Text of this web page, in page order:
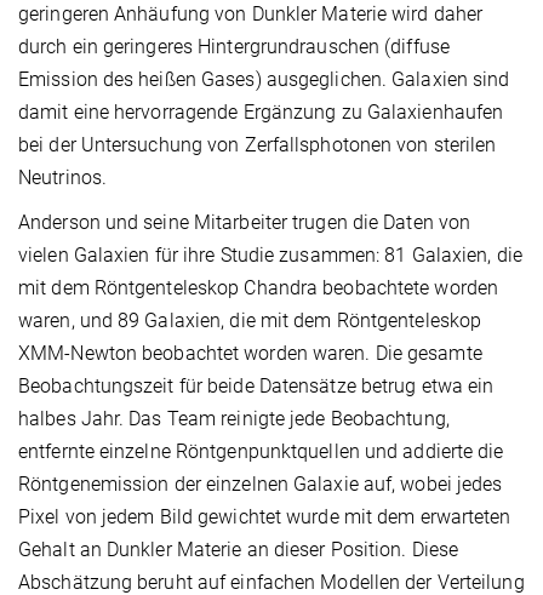
geringeren Anhäufung von Dunkler Materie wird daher
durch ein geringeres Hintergrundrauschen (diffuse
Emission des heißen Gases) ausgeglichen. Galaxien sind
damit eine hervorragende Ergänzung zu Galaxienhaufen
bei der Untersuchung von Zerfallsphotonen von sterilen
Neutrinos.
Anderson und seine Mitarbeiter trugen die Daten von
vielen Galaxien für ihre Studie zusammen: 81 Galaxien, die
mit dem Röntgenteleskop Chandra beobachtete worden
waren, und 89 Galaxien, die mit dem Röntgenteleskop
XMM-Newton beobachtet worden waren. Die gesamte
Beobachtungszeit für beide Datensätze betrug etwa ein
halbes Jahr. Das Team reinigte jede Beobachtung,
entfernte einzelne Röntgenpunktquellen und addierte die
Röntgenemission der einzelnen Galaxie auf, wobei jedes
Pixel von jedem Bild gewichtet wurde mit dem erwarteten
Gehalt an Dunkler Materie an dieser Position. Diese
Abschätzung beruht auf einfachen Modellen der Verteilung